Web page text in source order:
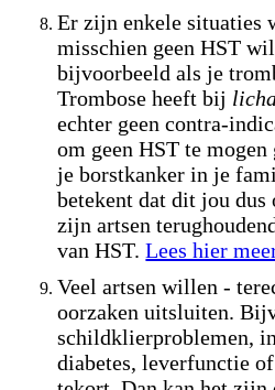
Er zijn enkele situaties
misschien geen HST
bijvoorbeeld als je
Trombose heeft bij
echter geen contra-
om geen HST te
je borstkanker in je
betekent dat dit jou
zijn artsen
van HST.Lees hier
Veel artsen willen -
oorzaken uitsluiten.
schildklierproblemen,
diabetes, leverfunctie